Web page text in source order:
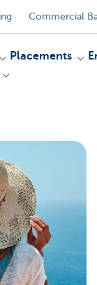
Commercial
Placements